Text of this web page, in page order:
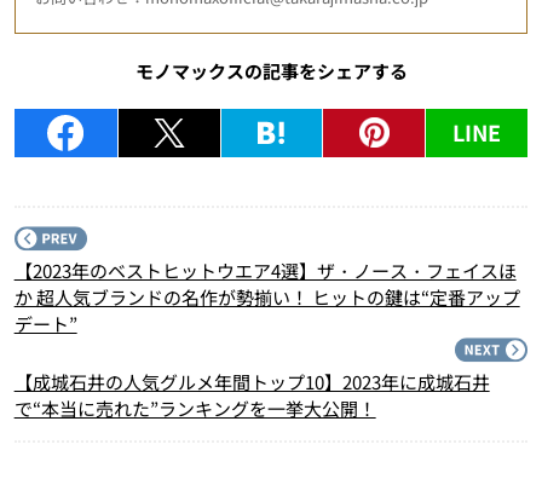
モノマックスの記事をシェアする
LINE
【2023年のベストヒットウエア4選】ザ・ノース・フェイスほ
か 超人気ブランドの名作が勢揃い！ ヒットの鍵は“定番アップ
デート”
【成城石井の人気グルメ年間トップ10】2023年に成城石井
で“本当に売れた”ランキングを一挙大公開！